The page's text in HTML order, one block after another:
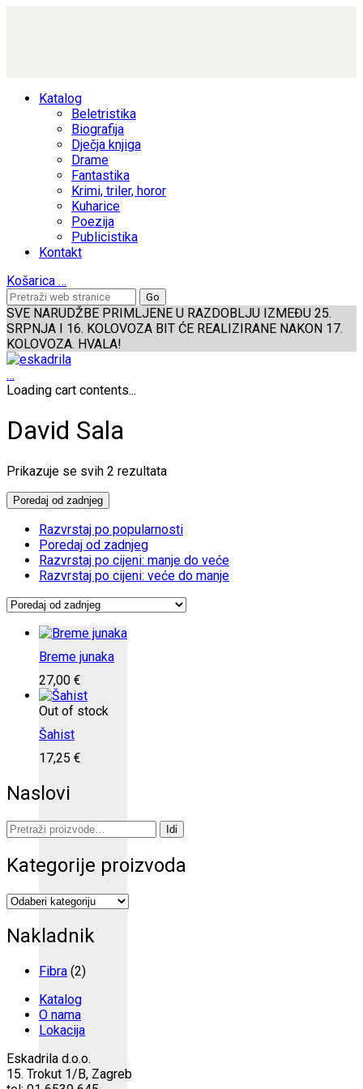
Katalog
Beletristika
Biografija
Dječja knjiga
Drame
Fantastika
Krimi, triler, horor
Kuharice
Poezija
Publicistika
Kontakt
Košarica …
SVE NARUDŽBE PRIMLJENE U RAZDOBLJU IZMEĐU 25.
SRPNJA I 16. KOLOVOZA BIT ĆE REALIZIRANE NAKON 17.
KOLOVOZA. HVALA!
…
Loading cart contents...
David Sala
Prikazuje se svih 2 rezultataPoredano
Poredaj od zadnjeg
Razvrstaj po popularnosti
Poredaj od zadnjeg
Razvrstaj po cijeni: manje do veće
Razvrstaj po cijeni: veće do manje
Breme junaka
27,00 €
Out of stock
Šahist
17,25 €
Naslovi
Pretraži: Idi
Kategorije proizvoda
Nakladnik
Fibra (2)
Katalog
O nama
Lokacija
Eskadrila d.o.o.
15. Trokut 1/B, Zagreb